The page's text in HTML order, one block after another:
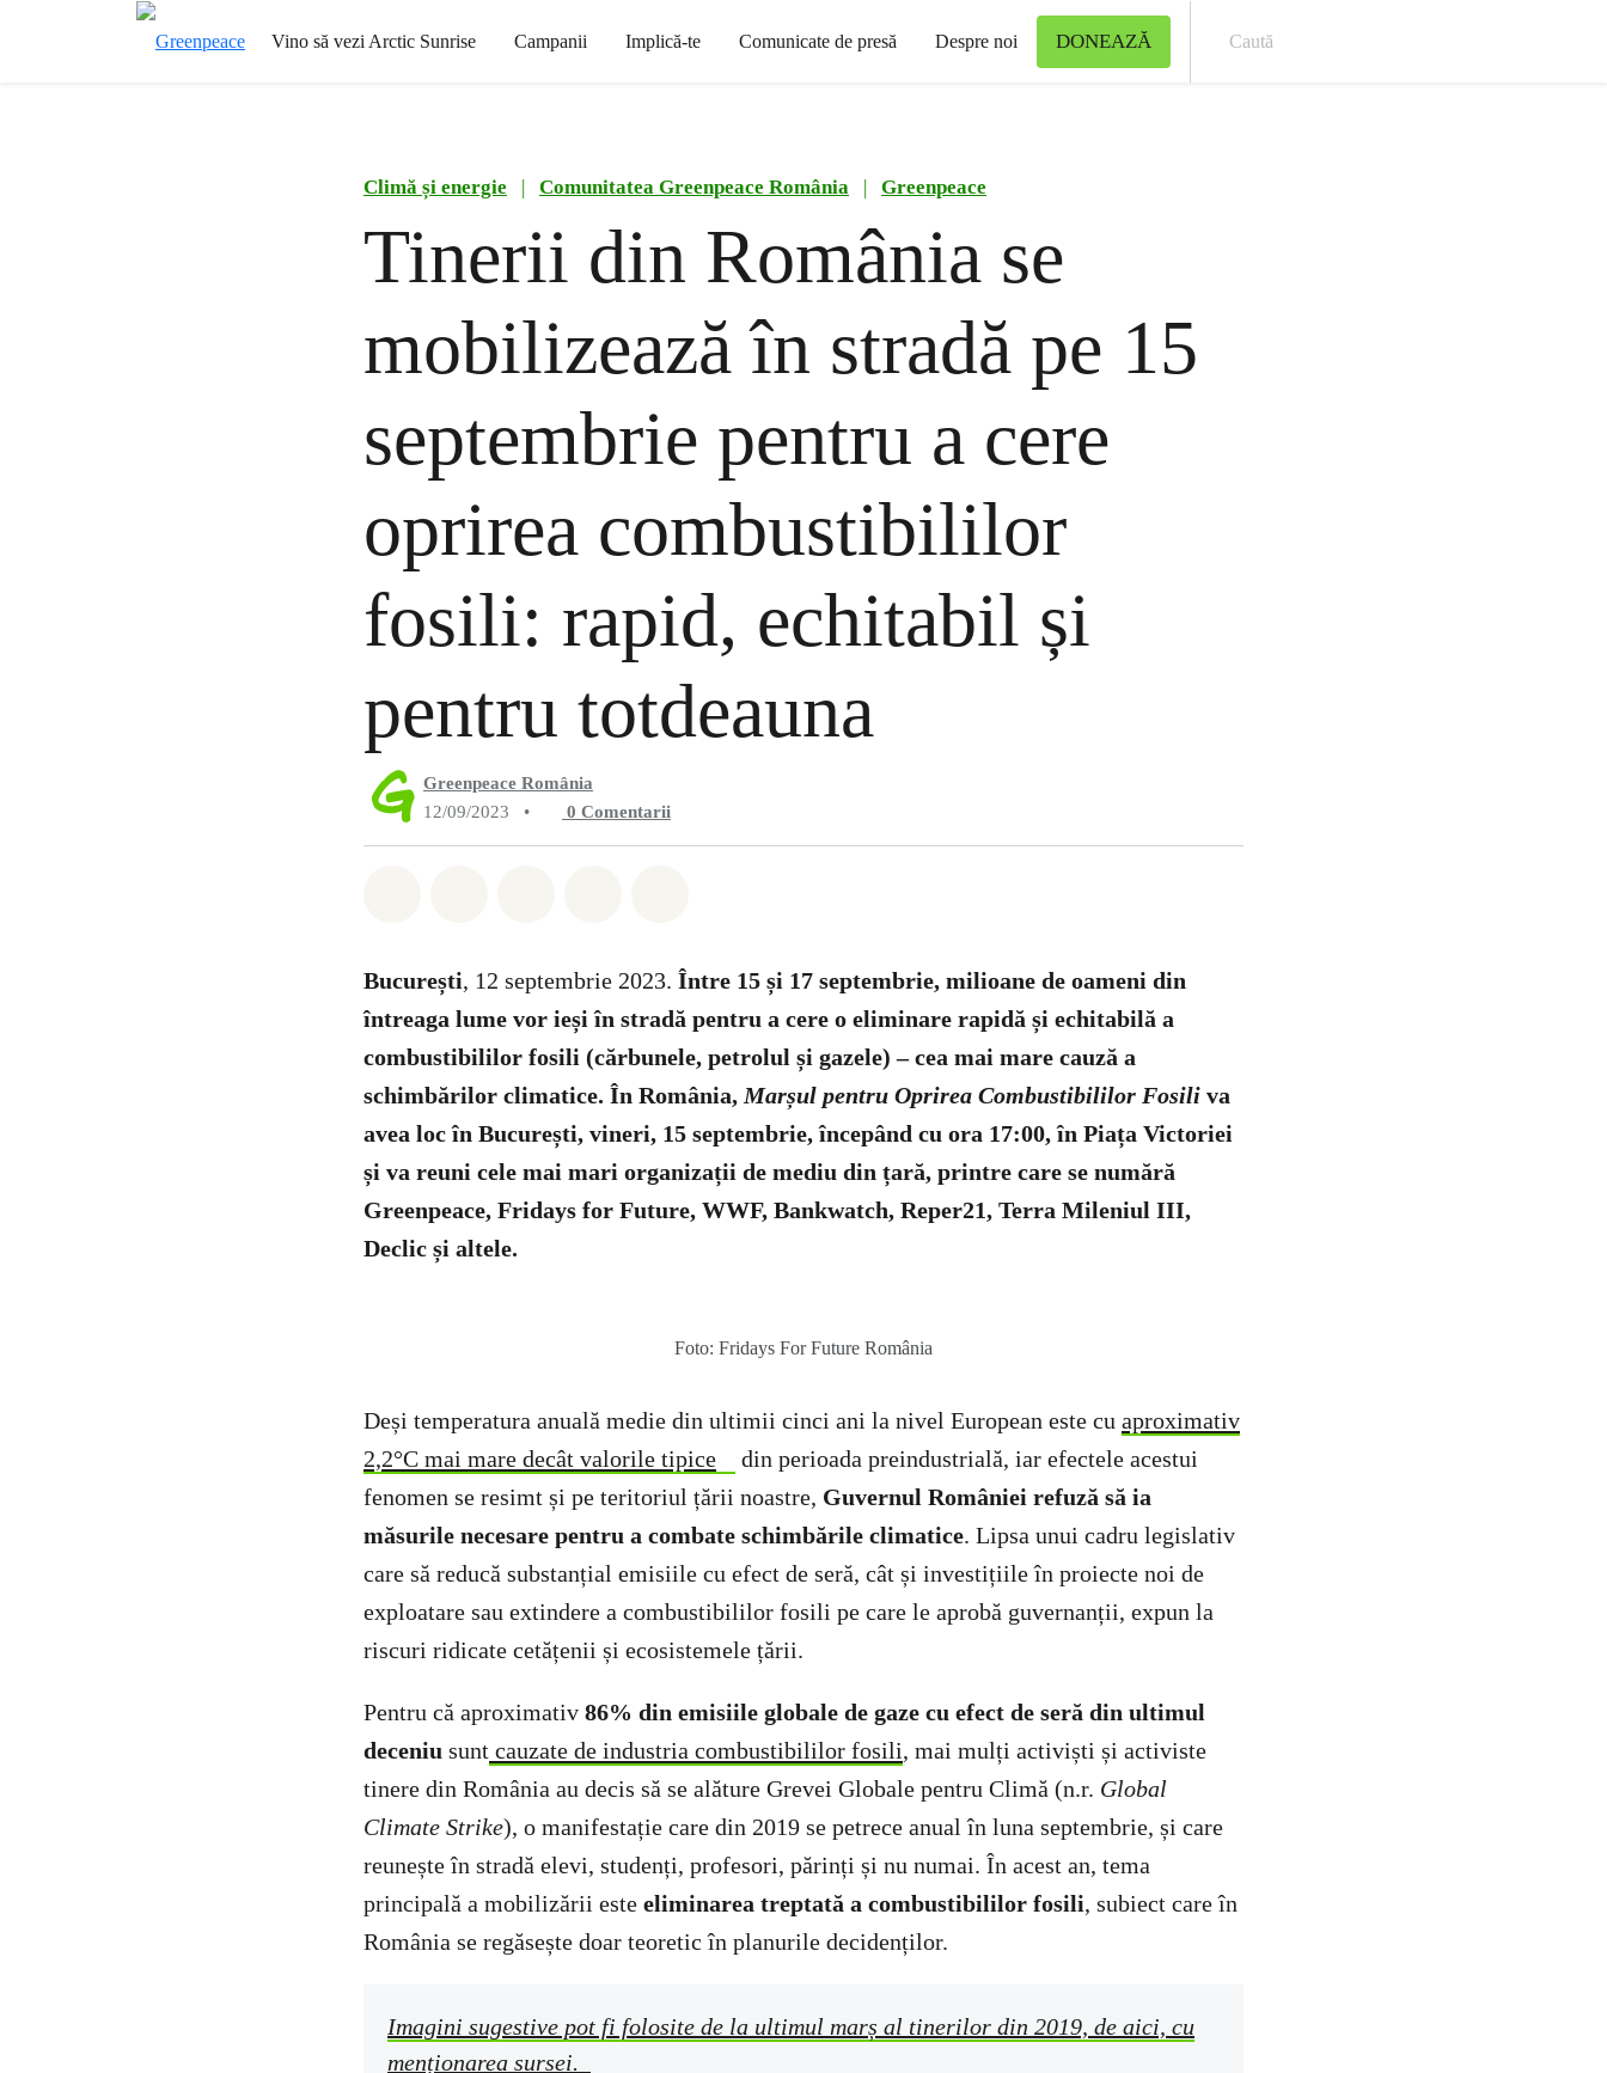
Vino să vezi Arctic Sunrise Campanii Implică-te Comunicate de presă Despre noi DONEAZĂ
Climă și energie | Comunitatea Greenpeace România | Greenpeace
Tinerii din România se
mobilizează în stradă pe 15
septembrie pentru a cere
oprirea combustibililor
fosili: rapid, echitabil și
pentru totdeauna
Greenpeace România
12/09/2023
• 0 Comentarii
București, 12 septembrie 2023. Între 15 și 17 septembrie, milioane de oameni din
întreaga lume vor ieși în stradă pentru a cere o eliminare rapidă și echitabilă a
combustibililor fosili (cărbunele, petrolul și gazele) – cea mai mare cauză a
schimbărilor climatice. În România, Marșul pentru Oprirea Combustibililor Fosili va
avea loc în București, vineri, 15 septembrie, începând cu ora 17:00, în Piața Victoriei
și va reuni cele mai mari organizații de mediu din țară, printre care se numără
Greenpeace, Fridays for Future, WWF, Bankwatch, Reper21, Terra Mileniul III,
Declic și altele.
Foto: Fridays For Future România
Deși temperatura anuală medie din ultimii cinci ani la nivel European este cu aproximativ
2,2°C mai mare decât valorile tipice
din perioada preindustrială, iar efectele acestui
fenomen se resimt și pe teritoriul țării noastre, Guvernul României refuză să ia
măsurile necesare pentru a combate schimbările climatice. Lipsa unui cadru legislativ
care să reducă substanțial emisiile cu efect de seră, cât și investițiile în proiecte noi de
exploatare sau extindere a combustibililor fosili pe care le aprobă guvernanții, expun la
riscuri ridicate cetățenii și ecosistemele țării.
Pentru că aproximativ 86% din emisiile globale de gaze cu efect de seră din ultimul
deceniu sunt cauzate de industria combustibililor fosili, mai mulți activiști și activiste
tinere din România au decis să se alăture Grevei Globale pentru Climă (n.r. Global
Climate Strike), o manifestație care din 2019 se petrece anual în luna septembrie, și care
reunește în stradă elevi, studenți, profesori, părinți și nu numai. În acest an, tema
principală a mobilizării este eliminarea treptată a combustibililor fosili, subiect care în
România se regăsește doar teoretic în planurile decidenților.
Imagini sugestive pot fi folosite de la ultimul marș al tinerilor din 2019, de aici, cu
menționarea sursei.